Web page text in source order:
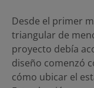
Desde el primer
triangular de
proyecto debía
diseño comenzó
cómo ubicar el